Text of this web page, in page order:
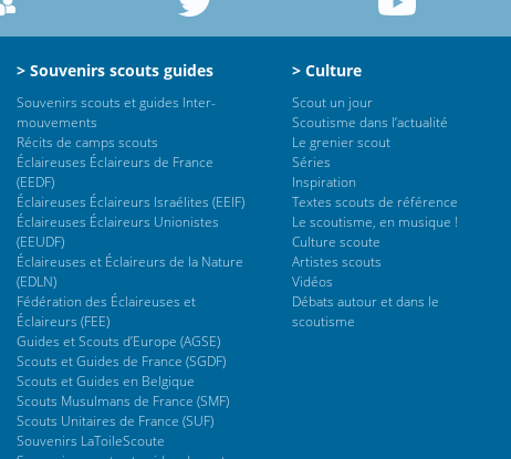
> Souvenirs scouts guides
Souvenirs scouts et guides Inter-
mouvements
Récits de camps scouts
Éclaireuses Éclaireurs de France
(EEDF)
Éclaireuses Éclaireurs Israélites (EEIF)
Éclaireuses Éclaireurs Unionistes
(EEUDF)
Éclaireuses et Éclaireurs de la Nature
(EDLN)
Fédération des Éclaireuses et
Éclaireurs (FEE)
Guides et Scouts d’Europe (AGSE)
Scouts et Guides de France (SGDF)
Scouts et Guides en Belgique
Scouts Musulmans de France (SMF)
Scouts Unitaires de France (SUF)
Souvenirs LaToileScoute
> Culture
Scout un jour
Scoutisme dans l’actualité
Le grenier scout
Séries
Inspiration
Textes scouts de référence
Le scoutisme, en musique !
Culture scoute
Artistes scouts
Vidéos
Débats autour et dans le
scoutisme